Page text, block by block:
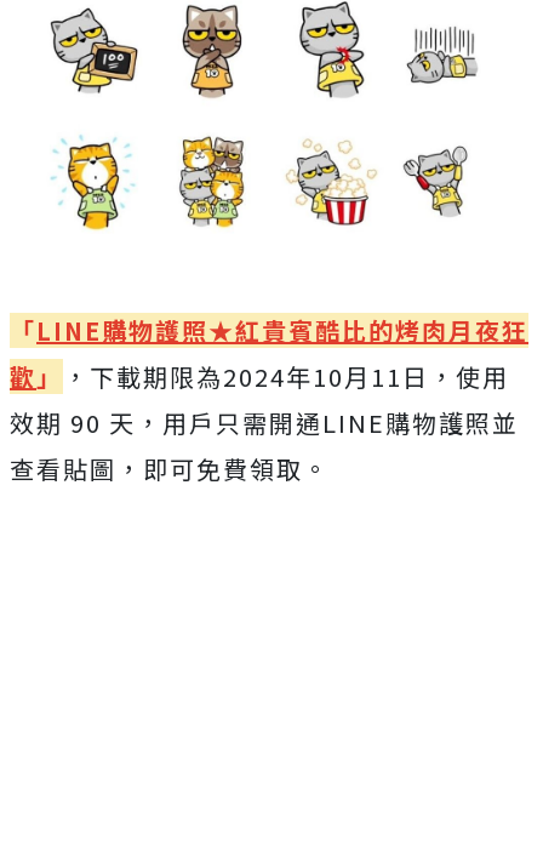
「LINE購物護照★紅貴賓酷比的烤肉月夜狂
歡」
，下載期限為2024年10月11日，使用
效期 90 天，用戶只需開通LINE購物護照並
查看貼圖，即可免費領取。